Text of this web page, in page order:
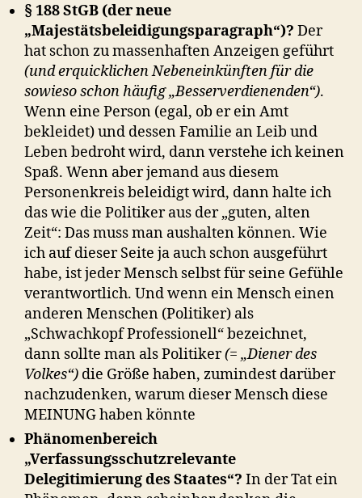
§ 188 StGB (der neue
„Majestätsbeleidigungsparagraph“)? Der
hat schon zu massenhaften Anzeigen geführt
(und erquicklichen Nebeneinkünften für die
sowieso schon häufig „Besserverdienenden“).
Wenn eine Person (egal, ob er ein Amt
bekleidet) und dessen Familie an Leib und
Leben bedroht wird, dann verstehe ich keinen
Spaß. Wenn aber jemand aus diesem
Personenkreis beleidigt wird, dann halte ich
das wie die Politiker aus der „guten, alten
Zeit“: Das muss man aushalten können. Wie
ich auf dieser Seite ja auch schon ausgeführt
habe, ist jeder Mensch selbst für seine Gefühle
verantwortlich. Und wenn ein Mensch einen
anderen Menschen (Politiker) als
„Schwachkopf Professionell“ bezeichnet,
dann sollte man als Politiker(= „Diener des
Volkes“) die Größe haben, zumindest darüber
nachzudenken, warum dieser Mensch diese
MEINUNG haben könnte
Phänomenbereich
„Verfassungsschutzrelevante
Delegitimierung des Staates“? In der Tat ein